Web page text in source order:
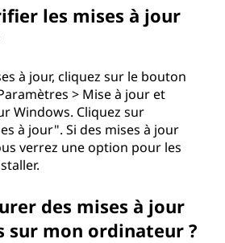
les mises à jour
à jour, cliquez sur le bouton
> Mise à jour et
Windows. Cliquez sur
à jour". Si des mises à jour
verrez une option pour les
des mises à jour
sur mon ordinateur ?